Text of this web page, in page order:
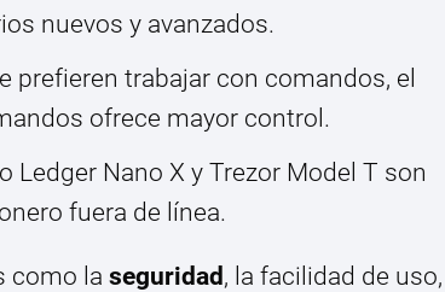
nuevos y avanzados.
prefieren trabajar con comandos, el
ofrece mayor control.
Ledger Nano X y Trezor Model T son
fuera de línea.
como la seguridad , la facilidad de uso,